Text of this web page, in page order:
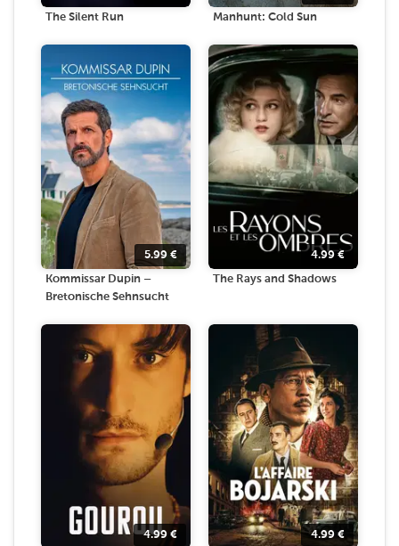
The Silent Run Manhunt: Cold Sun
5.99 €
Kommissar Dupin –
Bretonische Sehnsucht
4.99€
The Rays and Shadows
4.99 € 4.99 €